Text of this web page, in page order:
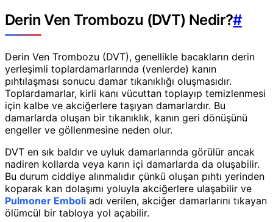
Derin Ven Trombozu (DVT) Nedir?#
Derin Ven Trombozu (DVT), genellikle bacakların derin
yerleşimli toplardamarlarında (venlerde) kanın
pıhtılaşması sonucu damar tıkanıklığı oluşmasıdır.
Toplardamarlar, kirli kanı vücuttan toplayıp temizlenmesi
için kalbe ve akciğerlere taşıyan damarlardır. Bu
damarlarda oluşan bir tıkanıklık, kanın geri dönüşünü
engeller ve göllenmesine neden olur.
DVT en sık baldır ve uyluk damarlarında görülür ancak
nadiren kollarda veya karın içi damarlarda da oluşabilir.
Bu durum ciddiye alınmalıdır çünkü oluşan pıhtı yerinden
koparak kan dolaşımı yoluyla akciğerlere ulaşabilir ve
Pulmoner Emboli adı verilen, akciğer damarlarını tıkayan
ölümcül bir tabloya yol açabilir.